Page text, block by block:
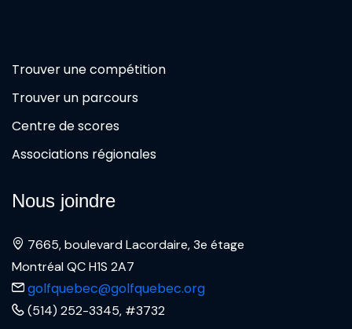
Trouver une compétition
Trouver un parcours
Centre de scores
Associations régionales
Nous joindre
7665, boulevard Lacordaire, 3e étage
Montréal QC H1S 2A7
golfquebec@golfquebec.org
(514) 252-3345, #3732